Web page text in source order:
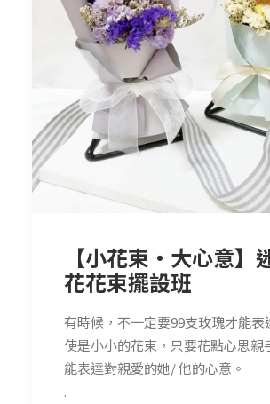
【小花束‧大心意】
花花束擺設班
有時候，不一定要99支玫瑰才能表
使是小小的花束，只要花點心思親
能表達對親愛的她/ 他的心意。
.